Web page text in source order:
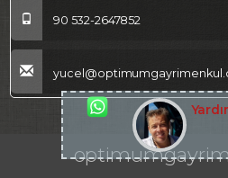
90 532-2647852